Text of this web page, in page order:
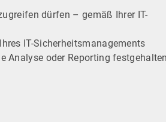
dürfen – gemäß Ihrer IT-
IT-Sicherheitsmanagements
Analyse oder Reporting festgehalten